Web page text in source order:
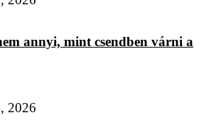
annyi, mint csendben várni a
2026